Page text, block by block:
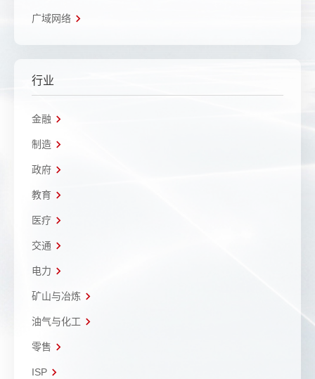
广域网络
行业
金融
制造
政府
教育
医疗
交通
电力
矿山与冶炼
油气与化工
零售
ISP